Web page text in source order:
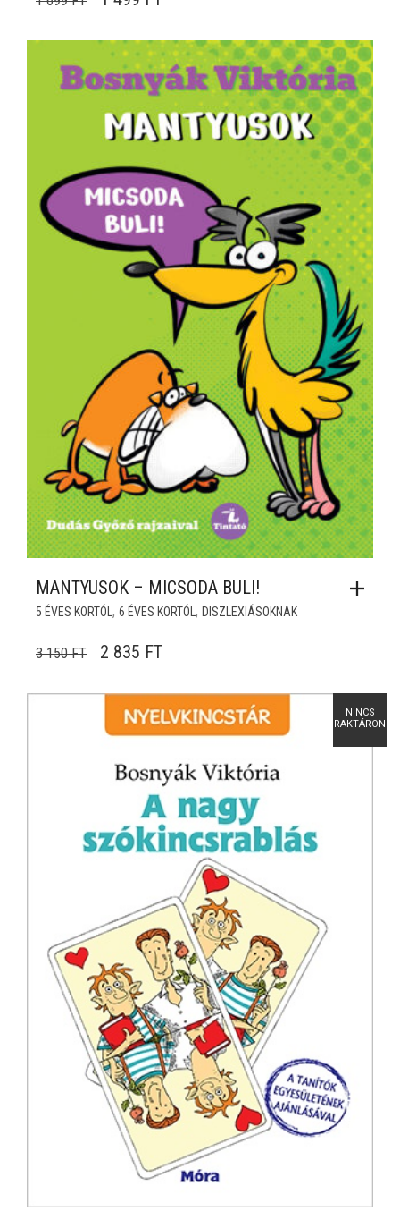
MANTYUSOK – MICSODA BULI!
5 ÉVES KORTÓL , 6 ÉVES KORTÓL , DISZLEXIÁSOKNAK
3 150FT ORIGINAL PRICE WAS: 3 150 FT.
2 835 FTCURRENT PRICE IS: 2 835 FT.
NINCS
RAKTÁRON